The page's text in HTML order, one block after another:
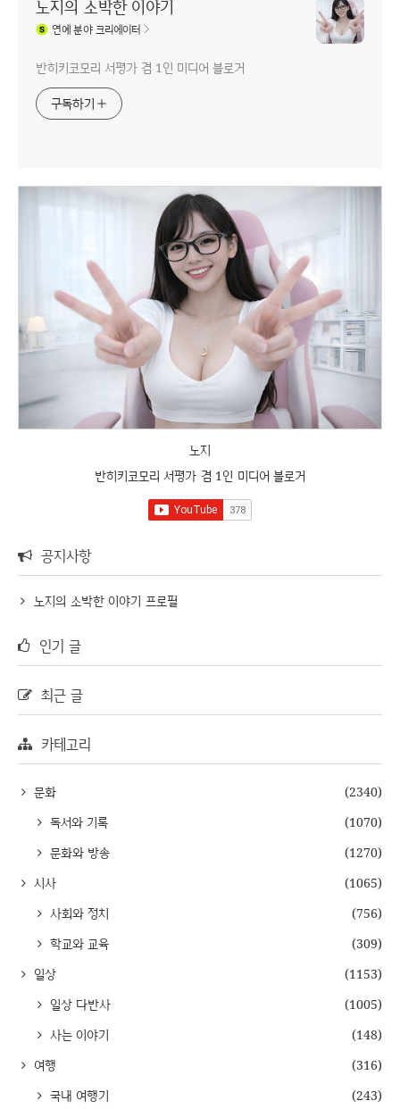
노지의 소박한 이야기
연예분야 크리에이터
반히키코모리 서평가 겸 1인 미디어 블로거
구독하기
노지
반히키코모리 서평가 겸 1인 미디어 블로거
공지사항
노지의 소박한 이야기 프로필
인기 글
최근 글
카테고리
문화
(2340)
독서와 기록
(1070)
문화와 방송
(1270)
시사
(1065)
사회와 정치
(756)
학교와 교육
(309)
일상
(1153)
일상 다반사
(1005)
사는 이야기
(148)
여행
(316)
국내 여행기
(243)